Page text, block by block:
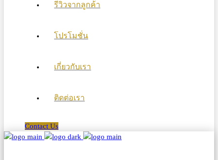
รีวิวจากลูกค้า
โปรโมชั่น
เกี่ยวกับเรา
ติดต่อเรา
Contact Us